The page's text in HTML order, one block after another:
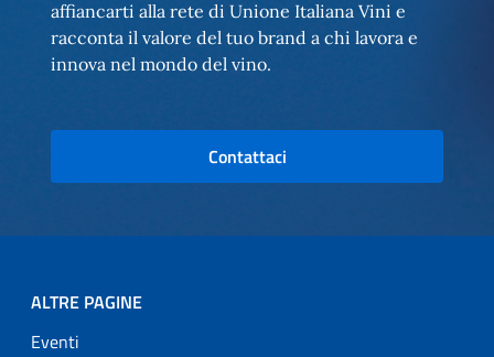
affiancarti alla rete di Unione Italiana Vini e
racconta il valore del tuo brand a chi lavora e
innova nel mondo del vino.
Contattaci
ALTRE PAGINE
Eventi